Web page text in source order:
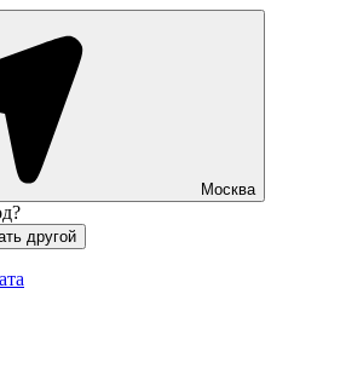
Москва
Выбрать другой